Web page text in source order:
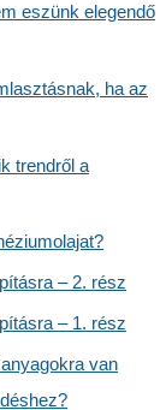
eszünk elegendő
ha az
trendről a
– 2. rész
– 1. rész
van